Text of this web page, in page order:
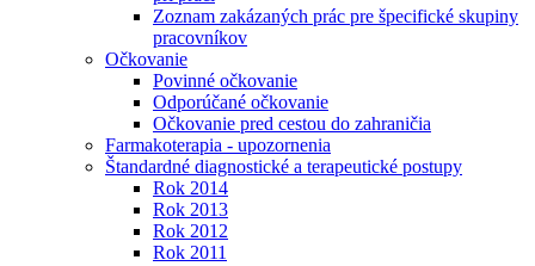
Zoznam zakázaných prác pre špecifické skupiny
pracovníkov
Očkovanie
Povinné očkovanie
Odporúčané očkovanie
Očkovanie pred cestou do zahraničia
Farmakoterapia - upozornenia
Štandardné diagnostické a terapeutické postupy
Rok 2014
Rok 2013
Rok 2012
Rok 2011